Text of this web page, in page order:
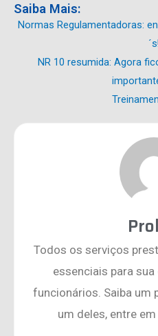
Saiba Mais:
Normas Regulamentadoras:
´s!
NR 10 resumida: Agora
Todos os serviços
essenciais para
funcionários. Saiba um
um deles, entre